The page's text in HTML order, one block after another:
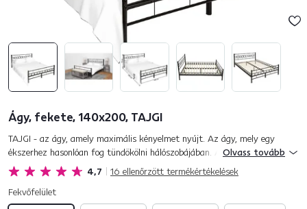
Ágy, fekete, 140x200, TAJGI
4,7 16 ellenőrzött termékértékelések
TAJGI - az ágy, amely maximális kényelmet nyújt. Az ágy, mely egy
ékszerhez hasonlóan fog tündökölni hálószobájában. A fekete fém, mely
az ágyat képezi, titokzatos hatást kelt. A fémből készült h...
Olvass tovább
Fekvőfelület